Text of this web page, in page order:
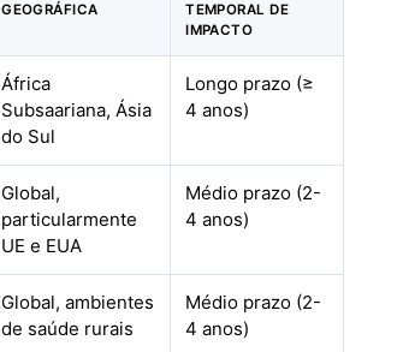
GEOGRÁFICA
TEMPORAL DE
IMPACTO
África
Subsaariana, Ásia
do Sul
Longo prazo (≥
4 anos)
Global,
particularmente
UE e EUA
Médio prazo (2-
4 anos)
Global, ambientes
de saúde rurais
Médio prazo (2-
4 anos)